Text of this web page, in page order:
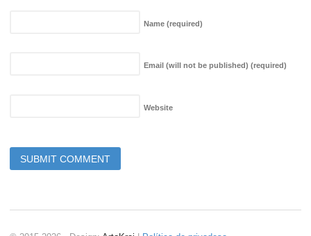
Name (required)
Email (will not be published) (required)
Website